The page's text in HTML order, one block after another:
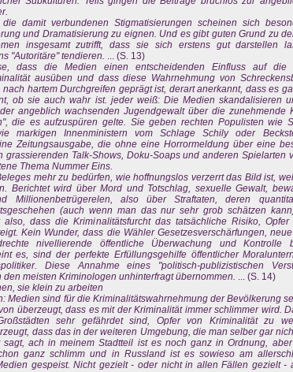
damit verbundenen Stigmatisierungen scheinen sich
und Dramatisierung zu eignen. Und es gibt guten Grund zu
insgesamt zutrifft, dass sie sich erstens gut darstellen
"Autoritäre" tendieren. ... (S. 13)
dass die Medien einen entscheidenden Einfluss auf die
ausüben und dass diese Wahrnehmung von
hartem Durchgreifen geprägt ist, derart anerkannt, dass es
ob sie auch wahr ist. jeder weiß: Die Medien skandalisieren
angeblich wachsenden Jugendgewalt über die zunehmende
die es aufzuspüren gelte. Sie geben rechten Populisten wie
markigen Innenministern vom Schlage Schily oder
Zeitungsausgabe, die ohne eine Horrormeldung über eine
grassierenden Talk-Shows, Doku-Soaps und anderen Spielarten
Thema Nummer Eins.
mehr zu bedürfen, wie hoffnungslos verzerrt das Bild ist,
Berichtet wird über Mord und Totschlag, sexuelle Gewalt,
Millionenbetrügerelen, also über Straftaten, deren
(auch wenn man das nur sehr grob schätzen
dass die Kriminalitätsfurcht das tatsächliche Risiko,
Kein Wunder, dass die Wähler Gesetzesverschärfungen,
nivellierende öffentliche Überwachung und Kontrolle
es, sind der perfekte Erfüllungsgehilfe öffentlicher
Diese Annahme eines "politisch-publizistischen
meisten Kriminologen unhinterfragt übernommen. ... (S. 14)
sie klein zu arbeiten
Medien sind für die Kriminalitätswahrnehmung der Bevölkerung
überzeugt, dass es mit der Kriminalität immer schlimmer wird.
sehr gefährdet sind, Opfer von Kriminalität zu
dass das in der weiteren Umgebung, die man selber gar
ach in meinem Stadtteil ist es noch ganz in Ordnung,
ganz schlimm und in Russland ist es sowieso am
gespeist. Nicht gezielt - oder nicht in allen Fällen gezielt -